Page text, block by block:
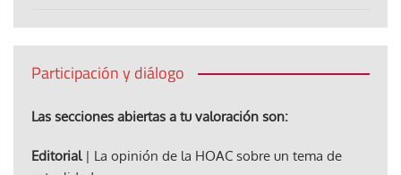
Participación y diálogo
Las secciones abiertas a tu valoración son:
Editorial| La opinión de la HOAC sobre un tema de